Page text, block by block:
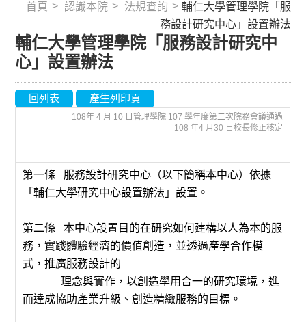
首頁 認識本院 法規查詢
輔仁大學管理學院「服
務設計研究中心」設置辦法
輔仁大學管理學院「服務設計研究中
心」設置辦法
回列表 產生列印頁
108年 4 月 10 日管理學院 107 學年度第二次院務會議通過
108 年4 月30 日校長修正核定
第一條 服務設計研究中心（以下簡稱本中心）依據
「輔仁大學研究中心設置辦法」設置。
第二條 本中心設置目的在研究如何建構以人為本的服
務，實踐體驗經濟的價值創造，並透過產學合作模
式，推廣服務設計的
理念與實作，以創造學用合一的研究環境，進
而達成協助產業升級、創造精緻服務的目標。